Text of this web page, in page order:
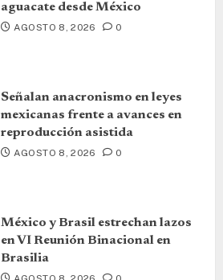
aguacate desde México
AGOSTO 8, 2026 0
Señalan anacronismo en leyes
mexicanas frente a avances en
reproducción asistida
AGOSTO 8, 2026 0
México y Brasil estrechan lazos
en VI Reunión Binacional en
Brasilia